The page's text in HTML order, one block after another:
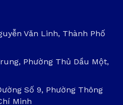
Văn Linh, Thành Phố
Phường Thủ Dầu Một,
Số 9, Phường Thông
Minh